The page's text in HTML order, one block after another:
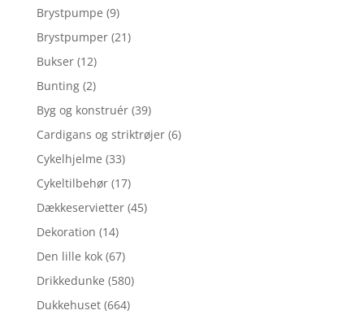
Brystpumpe (9)
Brystpumper (21)
Bukser (12)
Bunting (2)
Byg og konstruér (39)
Cardigans og striktrøjer (6)
Cykelhjelme (33)
Cykeltilbehør (17)
Dækkeservietter (45)
Dekoration (14)
Den lille kok (67)
Drikkedunke (580)
Dukkehuset (664)